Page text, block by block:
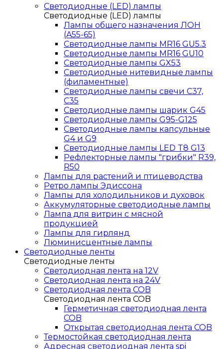
Светодиодные (LED) лампы
Светодиодные (LED) лампы
Лампы общего назначения ЛОН
(A55-65)
Светодиодные лампы MR16 GU5.3
Светодиодные лампы MR16 GU10
Светодиодные лампы GX53
Светодиодные нитевидные лампы
(филаментные)
Светодиодные лампы свечи C37,
C35
Светодиодные лампы шарик G45
Светодиодные лампы G95-G125
Светодиодные лампы капсульные
G4 и G9
Светодиодные лампы LED T8 G13
Рефлекторные лампы "грибки" R39,
R50
Лампы для растений и птицеводства
Ретро лампы Эдиссона
Лампы для холодильников и духовок
Аккумуляторные светодиодные лампы
Лампа для витрин с мясной
продукцией
Лампы для гирлянд
Люминисцентные лампы
Светодиодные ленты
Светодиодные ленты
Светодиодная лента на 12V
Светодиодная лента на 24V
Светодиодная лента COB
Светодиодная лента COB
Герметичная светодиодная лента
COB
Открытая светодиодная лента COB
Термостойкая светодиодная лента
Адресная светодиодная лента spi